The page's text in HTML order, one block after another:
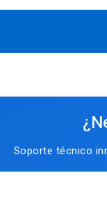
Soporte técnico